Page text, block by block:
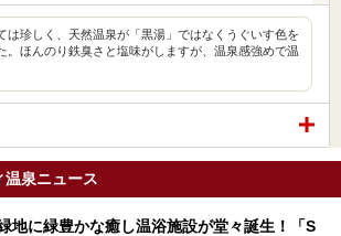
は珍しく、天然温泉が「黒湯」ではなくうぐいす色を
。ほんのり鉄臭さと塩味がしますが、温泉感強めで温
温泉ニュース
地に緑豊かな癒し温浴施設が堂々誕生！「S